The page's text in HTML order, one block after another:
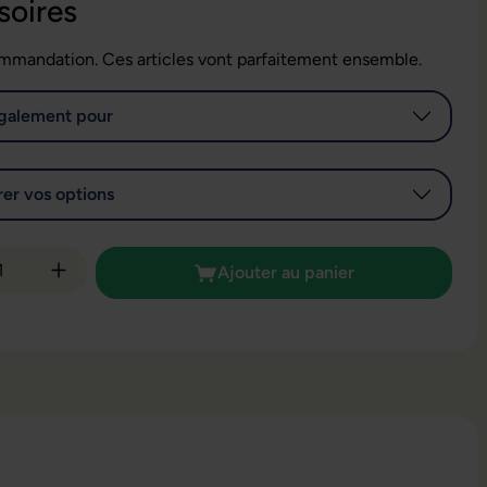
Ces articles vont parfaitement ensemble.
pour
vos options
de produit : Entrez la quantité
Ajouter au panier